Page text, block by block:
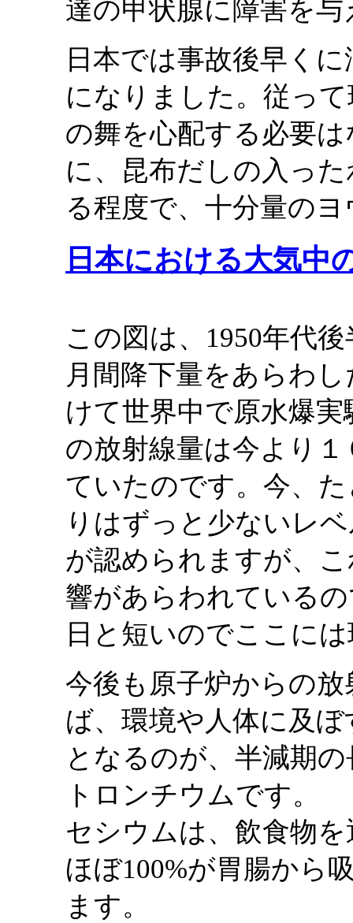
達の甲状腺に障害を
日本では事故後早く
になりました。従っ
の舞を心配する必要
に、昆布だしの入っ
る程度で、十分量の
日本における大気中
この図は、1950年代
月間降下量をあらわ
けて世界中で原水爆
の放射線量は今より
ていたのです。今、
りはずっと少ないレ
が認められますが、
響があらわれている
日と短いのでここに
今後も原子炉からの
ば、環境や人体に及
となるのが、半減期
トロンチウムです。
セシウムは、飲食物
ほぼ100%が胃腸から
ます。